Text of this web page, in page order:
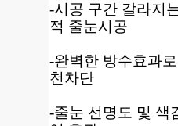
-시공 구간 갈라지
적 줄눈시공
-완벽한 방수효과
천차단
-줄눈 선명도 및 색